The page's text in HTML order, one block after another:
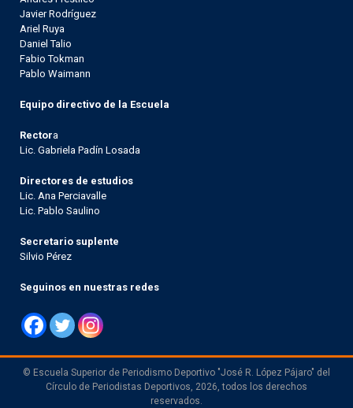
Javier Rodríguez
Ariel Ruya
Daniel Talio
Fabio Tokman
Pablo Waimann
Equipo directivo de la Escuela
Rectora
Lic. Gabriela Padín Losada
Directores de estudios
Lic. Ana Perciavalle
Lic. Pablo Saulino
Secretario suplente
Silvio Pérez
Seguinos en nuestras redes
© Escuela Superior de Periodismo Deportivo "José R. López Pájaro" del
Círculo de Periodistas Deportivos, 2026, todos los derechos
reservados.